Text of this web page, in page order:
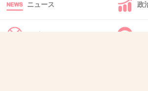
ジュニアがいい子すぎて、辛く
ニュース 政